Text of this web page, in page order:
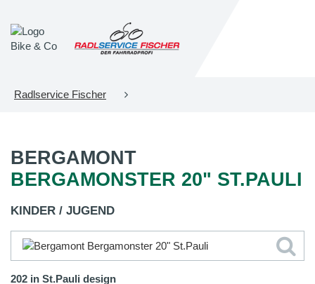
Radlservice Fischer
BERGAMONT
BERGAMONSTER 20" ST.PAULI
KINDER / JUGEND
202 in St.Pauli design